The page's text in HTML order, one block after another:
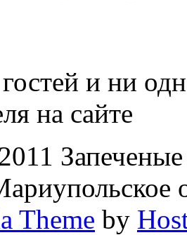
и ни
на сайте
Theme by